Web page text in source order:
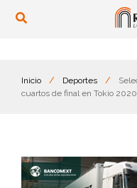
Inicio / Deportes /
cuartos de final en Tokio 2020